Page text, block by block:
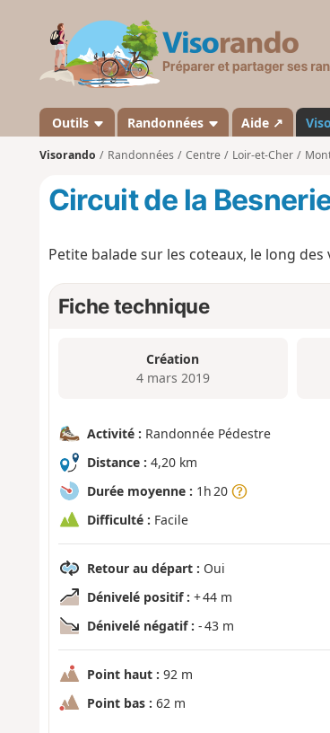
Outils Randonnées Aide ↗ Viso
Visorando Randonnées Centre Loir-et-Cher
Circuit de la
Petite balade sur les coteaux, le long des
Fiche technique
Création
4 mars 2019
Activité : Randonnée Pédestre
Distance : 4,20 km
Durée moyenne : 1h 20
Difficulté : Facile
Retour au départ : Oui
Dénivelé positif : + 44 m
Dénivelé négatif : - 43 m
Point haut : 92 m
Point bas : 62 m